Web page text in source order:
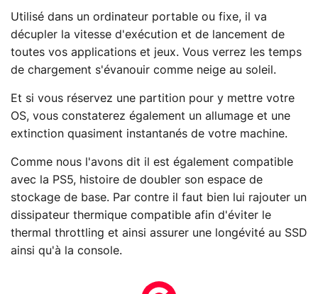
Utilisé dans un ordinateur portable ou fixe, il va
décupler la vitesse d'exécution et de lancement de
toutes vos applications et jeux. Vous verrez les temps
de chargement s'évanouir comme neige au soleil.
Et si vous réservez une partition pour y mettre votre
OS, vous constaterez également un allumage et une
extinction quasiment instantanés de votre machine.
Comme nous l'avons dit il est également compatible
avec la PS5, histoire de doubler son espace de
stockage de base. Par contre il faut bien lui rajouter un
dissipateur thermique compatible afin d'éviter le
thermal throttling et ainsi assurer une longévité au SSD
ainsi qu'à la console.